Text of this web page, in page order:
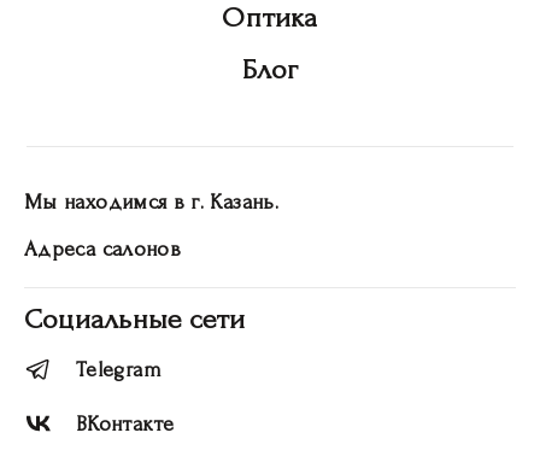
Оптика
Блог
Мы находимся в г. Казань.
Адреса салонов
Социальные сети
Telegram
ВКонтакте